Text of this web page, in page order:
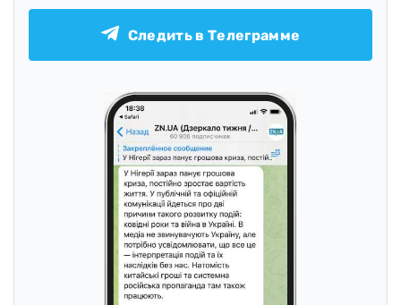
Следить в Телеграмме